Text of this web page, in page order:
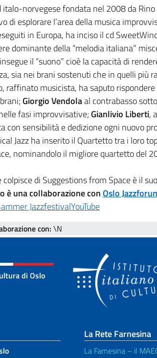
italo-norvegese fondata nel 2008 da
di esplorare l’area della musica
in Europa, ha inciso il cd
dominante della “melodia italiana”
il “suono” cioè la capacità di
sia nei brani sostenuti che in quelli più
raffinato musicista, ha saputo
Giorgio Vendolaal contrabasso
fasi improvvisative; Gianlivio Liberti,
con sensibilità e dedizione ogni nuovo
Jazz ha inserito il Quartetto tra i loro
nominandolo il migliore quartetto del
di Suggestions from Space è il
è una collaborazione conOslo
JazzfestivalYouTube
con: \N
di Oslo
La Rete Farnesina
La Farnesina – il